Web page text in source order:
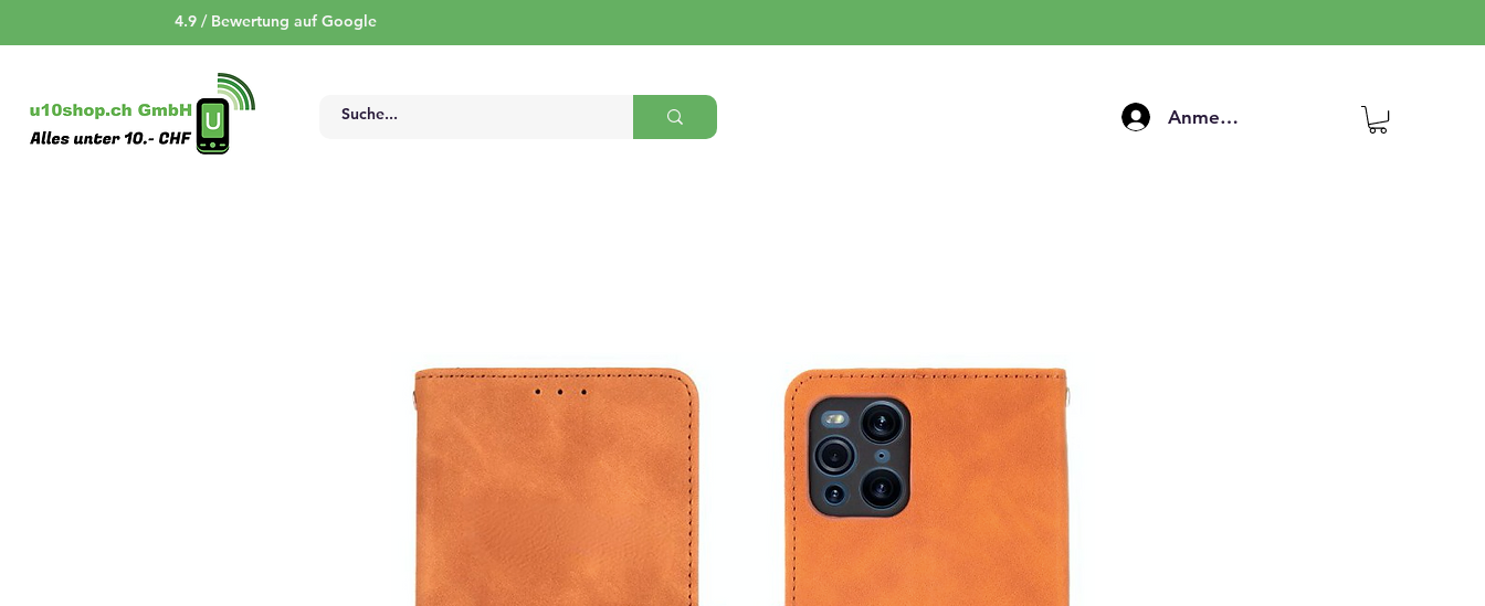
4.9 / Bewertung auf Google
Anmelden